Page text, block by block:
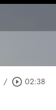
/ play_circle_outline 02:38